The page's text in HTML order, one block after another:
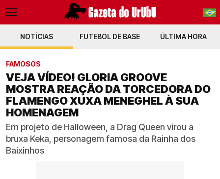
PT-BR
NOTÍCIAS FUTEBOL DE BASE ÚLTIMA HORA
FAMOSOS
VEJA VÍDEO! GLORIA GROOVE
MOSTRA REAÇÃO DA TORCEDORA DO
FLAMENGO XUXA MENEGHEL À SUA
HOMENAGEM
Em projeto de Halloween, a Drag Queen virou a
bruxa Keka, personagem famosa da Rainha dos
Baixinhos